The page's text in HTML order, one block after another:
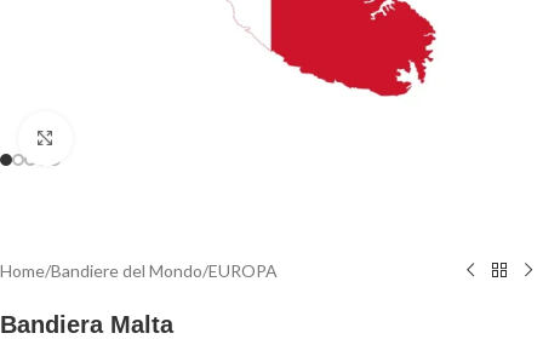
Home/Bandiere del Mondo/EUROPA
Bandiera Malta